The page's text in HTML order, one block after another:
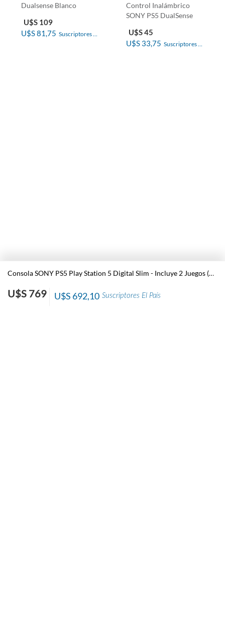
Consola SONY PS5 Play Station 5 Digital Slim - Incluye 2 Juegos (Returnal + Ratchet & Clank)
U$S 769 Suscriptores El País
U$S 692,10
Dualsense Blanco
U$S 109
U$S 81,75 Suscriptores El
Control Inalámbrico
SONY PS5 DualSense
U$S 45
U$S 33,75 Suscriptores El